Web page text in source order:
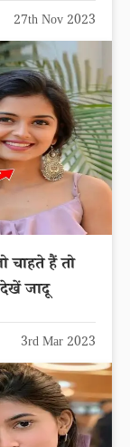
27th Nov 2023
जादू
3rd Mar 2023